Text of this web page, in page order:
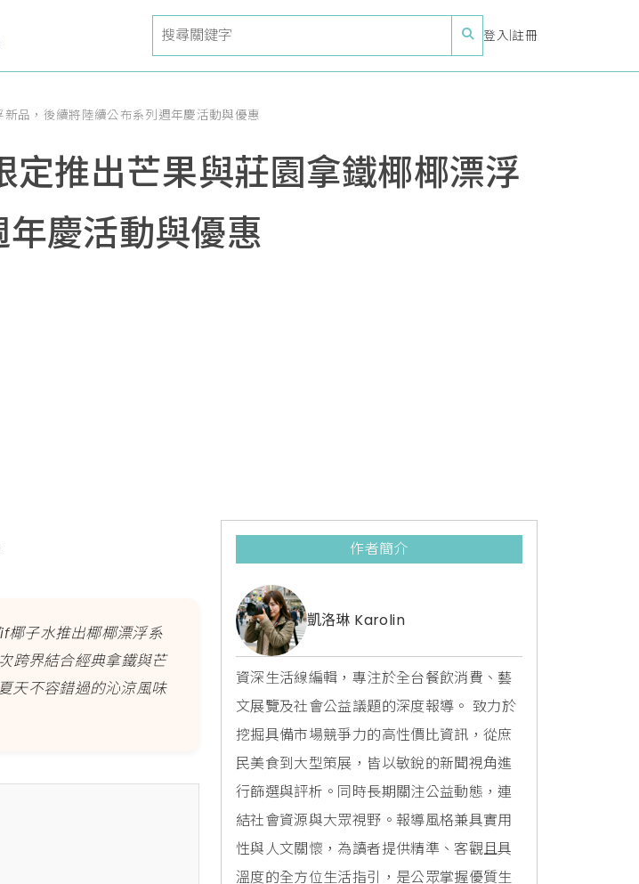
登入 註冊
品，後續將陸續公布系列週年慶活動與優惠
推出芒果與莊園拿鐵椰椰漂浮
慶活動與優惠
椰子水推出椰椰漂浮系
跨界結合經典拿鐵與芒
天不容錯過的沁涼風味
作者簡介
凱洛琳 Karolin
資深生活線編輯，專注於全台餐飲消費、藝
文展覽及社會公益議題的深度報導。 致力於
挖掘具備市場競爭力的高性價比資訊，從庶
民美食到大型策展，皆以敏銳的新聞視角進
行篩選與評析。同時長期關注公益動態，連
結社會資源與大眾視野。報導風格兼具實用
性與人文關懷，為讀者提供精準、客觀且具
溫度的全方位生活指引，是公眾掌握優質生